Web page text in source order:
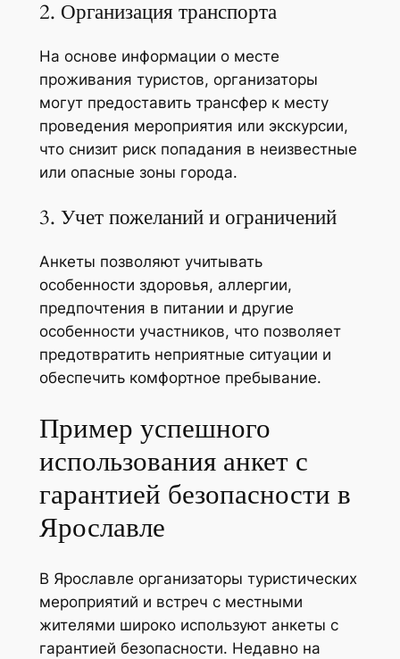
2. Организация транспорта
На основе информации о месте
проживания туристов, организаторы
могут предоставить трансфер к месту
проведения мероприятия или экскурсии,
что снизит риск попадания в неизвестные
или опасные зоны города.
3. Учет пожеланий и ограничений
Анкеты позволяют учитывать
особенности здоровья, аллергии,
предпочтения в питании и другие
особенности участников, что позволяет
предотвратить неприятные ситуации и
обеспечить комфортное пребывание.
Пример успешного
использования анкет с
гарантией безопасности в
Ярославле
В Ярославле организаторы туристических
мероприятий и встреч с местными
жителями широко используют анкеты с
гарантией безопасности. Недавно на